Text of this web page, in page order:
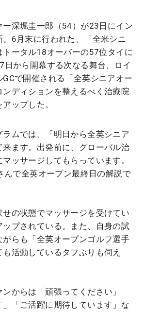
ー深堀圭一郎（54）が23日にイン
。6月末に行われた、「全米シニ
トータル18オーバーの57位タイに
日から開幕する次なる舞台、ロイ
で開催される「全英シニアオー
ンディションを整えるべく治療院
ップした。
ムでは、「明日から全英シニア
来ます。出発前に、グローバル治
ッサージしてもらっています。
んで全英オープン最終日の解説で
の状態でマッサージを受けてい
ップされている。また、自身の試
らも「全英オープンゴルフ選手
活動しているタフぶりも伺え
からは「頑張ってください」
」「ご活躍に期待しています」な